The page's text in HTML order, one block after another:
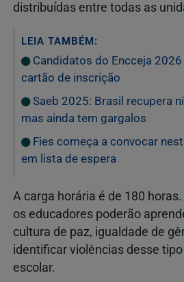
distribuídas entre todas as
LEIA TAMBÉM:
Candidatos do Encceja
cartão de inscrição
Saeb 2025: Brasil recupera
mas ainda tem gargalos
Fies começa a convocar
em lista de espera
A carga horária é de 180
os educadores poderão
cultura de paz, igualdade de
identificar violências desse
escolar.